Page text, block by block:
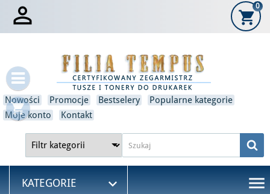

shopping_cart
shopping_cart
0
Nowości Promocje Bestselery
Popularne kategorie
Moje konto
Kontakt
KATEGORIE  menu
Zaloguj się ×
Musisz być zalogowany, aby zapisać produkty na swojej
liście życzeń.
Anulować